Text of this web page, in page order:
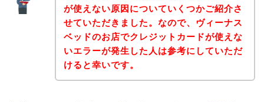
が使えない原因についていくつかご紹介さ
せていただきました。なので、ヴィーナス
ベッドのお店でクレジットカードが使えな
いエラーが発生した人は参考にしていただ
けると幸いです。